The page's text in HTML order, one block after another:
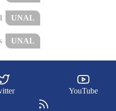
UNAL
UNAL
YouTube